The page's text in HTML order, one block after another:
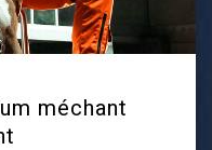
méchant